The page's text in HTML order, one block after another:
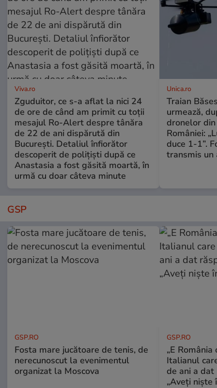
Viva.ro
Zguduitor, ce s-a aflat la nici 24
de ore de când am primit cu toții
mesajul Ro-Alert despre tânăra
de 22 de ani dispărută din
București. Detaliul înfiorător
descoperit de polițiști după ce
Anastasia a fost găsită moartă, în
urmă cu doar câteva minute
Unica.ro
Traian
urmează,
dronelor
României:
duce 1-1”.
transmis un
GSP
GSP.RO
Fosta mare jucătoare de tenis, de
nerecunoscut la evenimentul
organizat la Moscova
GSP.RO
„E
Italianul
de ani a
„Aveți niște